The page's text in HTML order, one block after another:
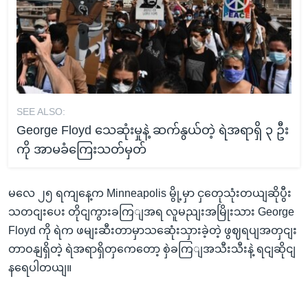
SEE ALSO:
George Floyd သေဆုံးမှုနဲ့ ဆက်နွယ်တဲ့ ရဲအရာရှိ ၃ ဦး
ကို အာမခံကြေးသတ်မှတ်
မလေ ၂၅ ရကျနေ့က Minneapolis မွို့မှာ ငှတေုသုံးတယျဆိုပွီး
သတငျးပေး တိုငျကွားခကြျအရ လူမညျးအမြိုးသား George
Floyd ကို ရဲက ဖမျးဆီးတာမှာသဆေုံးသှားခဲ့တဲ့ ဖွဈရပျအတှငျး
တာဝနျရှိတဲ့ ရဲအရာရှိတှကေတော့ စှဲခကြျအသီးသီးနဲ့ ရငျဆိုငျ
နရေပါတယျ။